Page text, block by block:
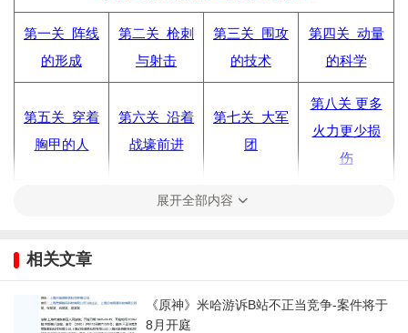
第一关 阵线
的形成
第二关 枪刺
与射击
第三关 围攻
的技术
第四关 动量
的科学
第五关 穿着
胸甲的人
第六关 沿着
战壕前进
第七关 大军
团
第八关 更多
火力更少损
伤
雨滴
第十关 像是
直接点击查看，目前只开放了前8关，花间将持续更新，欢迎收
展开全部内容
相关文章
《原神》米哈游诉B站不正当竞争-案件将于
8月开庭